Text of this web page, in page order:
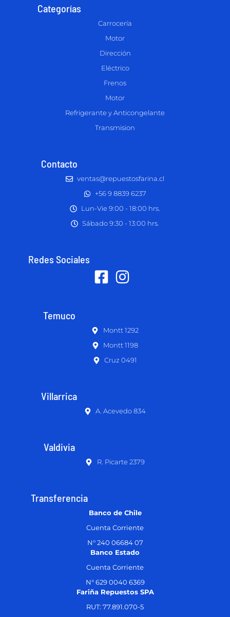
Categorías
Carrocería
Motor
Dirección
Eléctrico
Frenos
Motor
Refrigerante y Anticongelante
Transmision
Contacto
ventas@repuestosfarina.cl
+56 9 8839 6237
Lun-Vie 9:00 - 18:00 hrs.
Sábado 9:30 - 13:00 hrs.
Redes Sociales
Temuco
Montt 1292
Montt 1198
Cruz 0491
Villarrica
A. Acevedo 834
Valdivia
R. Picarte 2379
Transferencia
Banco de Chile
Cuenta Corriente
N° 240 06684 07
Banco Estado
Cuenta Corriente
N° 629 0040 6369
Fariña Repuestos SPA
RUT: 77.891.070-5